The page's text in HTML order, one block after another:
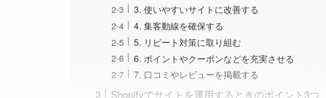
3. 使いやすいサイトに改善する
4. 集客動線を確保する
5. リピート対策に取り組む
6. ポイントやクーポンなどを充実させる
7. 口コミやレビューを掲載する
Shopifyでサイトを運用するときのポイント3つ